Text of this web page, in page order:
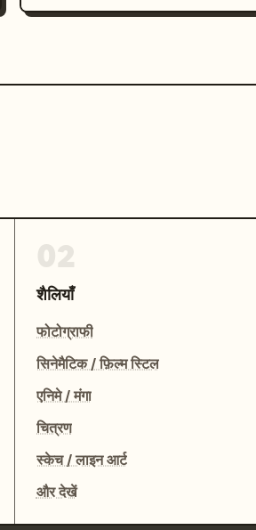
शैलियाँ
फोटोग्राफी
सिनेमैटिक / फ़िल्म स्टिल
एनिमे / मंगा
चित्रण
स्केच / लाइन आर्ट
और देखें